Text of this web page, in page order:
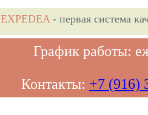
EXPEDEA- первая система
График работы:
Контакты: +7 (916)